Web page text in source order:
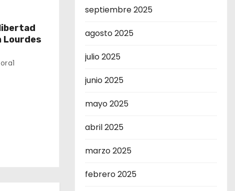
Lourdes
septiembre 2025
agosto 2025
julio 2025
junio 2025
mayo 2025
abril 2025
marzo 2025
febrero 2025